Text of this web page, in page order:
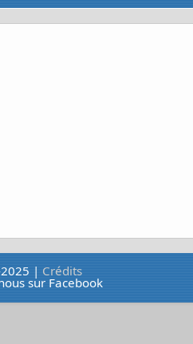
| Crédits
sur Facebook